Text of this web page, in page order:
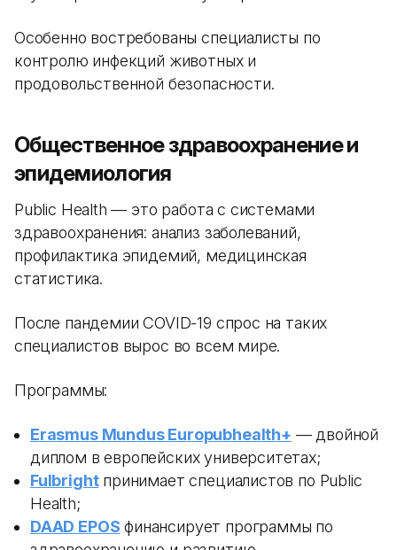
Особенно востребованы специалисты по
контролю инфекций животных и
продовольственной безопасности.
Общественное здравоохранение и
эпидемиология
Public Health — это работа с системами
здравоохранения: анализ заболеваний,
профилактика эпидемий, медицинская
статистика.
После пандемии COVID-19 спрос на таких
специалистов вырос во всем мире.
Программы:
Erasmus Mundus Europubhealth+ — двойной
диплом в европейских университетах;
Fulbrightпринимает специалистов по Public
Health;
DAAD EPOS финансирует программы по